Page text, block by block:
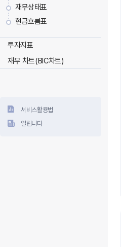
재무상태표
현금흐름표
투자지표
재무 차트(BIC차트)
서비스활용법
알립니다